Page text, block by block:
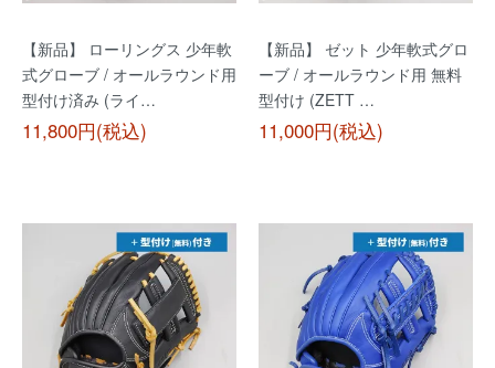
【新品】 ローリングス 少年軟
式グローブ / オールラウンド用
型付け済み (ライ…
11,800円(税込)
【新品】 ゼット 少年軟式グロ
ーブ / オールラウンド用 無料
型付け (ZETT …
11,000円(税込)